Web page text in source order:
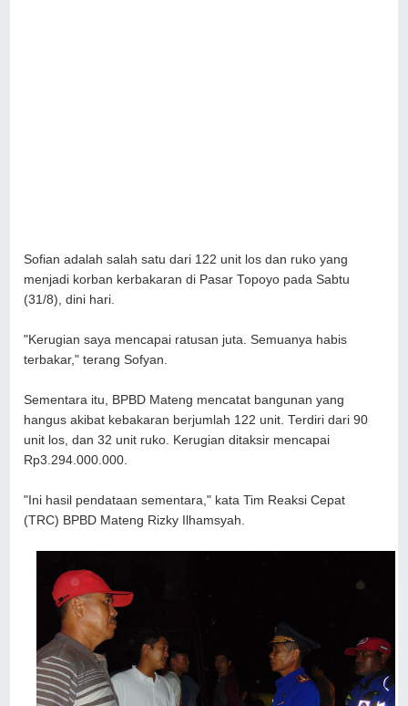
Sofian adalah salah satu dari 122 unit los dan ruko yang
menjadi korban kerbakaran di Pasar Topoyo pada Sabtu
(31/8), dini hari.
"Kerugian saya mencapai ratusan juta. Semuanya habis
terbakar," terang Sofyan.
Sementara itu, BPBD Mateng mencatat bangunan yang
hangus akibat kebakaran berjumlah 122 unit. Terdiri dari 90
unit los, dan 32 unit ruko. Kerugian ditaksir mencapai
Rp3.294.000.000.
"Ini hasil pendataan sementara," kata Tim Reaksi Cepat
(TRC) BPBD Mateng Rizky Ilhamsyah.